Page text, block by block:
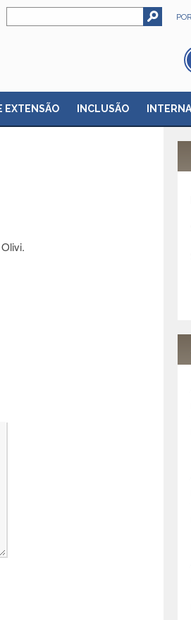
EXTENSÃO INCLUSÃO